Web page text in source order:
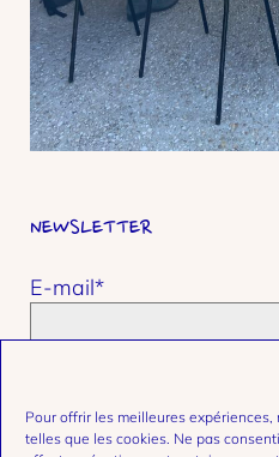
Pour offrir les meilleures
telles que les cookies. Ne pas
NEWSLETTER
E-mail*